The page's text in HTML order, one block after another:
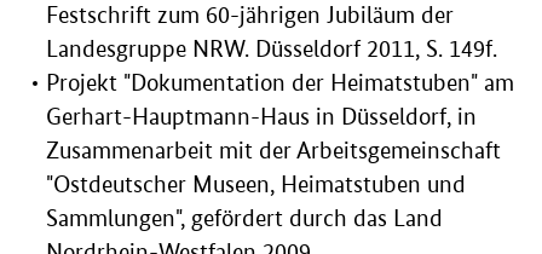
Festschrift zum 60-jährigen Jubiläum der
Landesgruppe NRW. Düsseldorf 2011, S. 149f.
Projekt "Dokumentation der Heimatstuben" am
Gerhart-Hauptmann-Haus in Düsseldorf, in
Zusammenarbeit mit der Arbeitsgemeinschaft
"Ostdeutscher Museen, Heimatstuben und
Sammlungen", gefördert durch das Land